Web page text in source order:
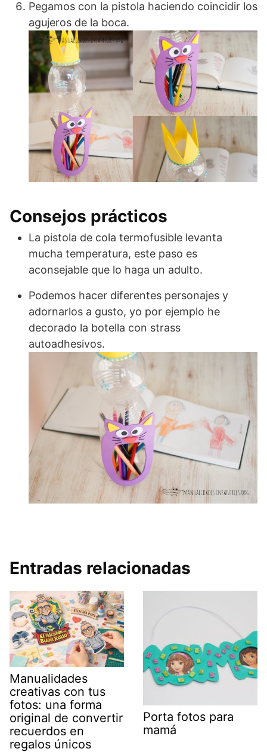
Pegamos con la pistola haciendo coincidir los
agujeros de la boca.
Consejos prácticos
La pistola de cola termofusible levanta
mucha temperatura, este paso es
aconsejable que lo haga un adulto.
Podemos hacer diferentes personajes y
adornarlos a gusto, yo por ejemplo he
decorado la botella con strass
autoadhesivos.
Entradas relacionadas
Manualidades
creativas con tus
fotos: una forma
original de convertir
recuerdos en
regalos únicos
Porta fotos para
mamá